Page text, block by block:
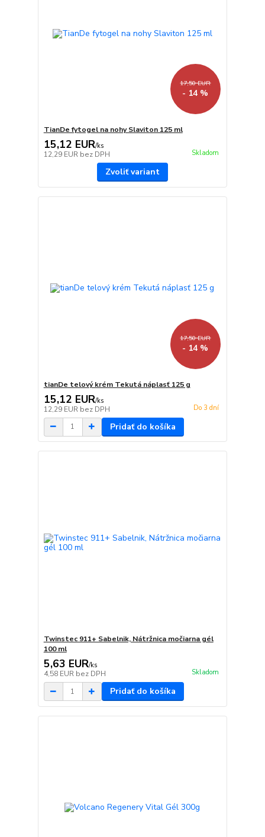
17,50 EUR
- 14 %
TianDe fytogel na nohy Slaviton 125 ml
15,12 EUR/ks
12,29 EUR bez DPH Skladom
Zvoliť variant
17,50 EUR
- 14 %
tianDe telový krém Tekutá náplasť 125 g
15,12 EUR/ks
12,29 EUR bez DPH Do 3 dní
Pridať do košíka
Twinstec 911+ Sabelnik, Nátržnica močiarna gél
100 ml
5,63 EUR/ks
4,58 EUR bez DPH Skladom
Pridať do košíka